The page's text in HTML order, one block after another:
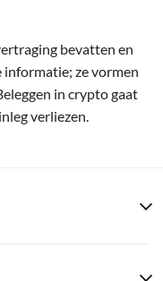
bevatten en
ze vormen
in crypto gaat
verliezen.